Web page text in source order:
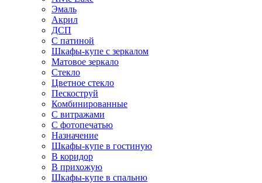
Эмаль
Акрил
ДСП
С патиной
Шкафы-купе с зеркалом
Матовое зеркало
Стекло
Цветное стекло
Пескоструй
Комбинированные
С витражами
С фотопечатью
Назначение
Шкафы-купе в гостиную
В коридор
В прихожую
Шкафы-купе в спальню